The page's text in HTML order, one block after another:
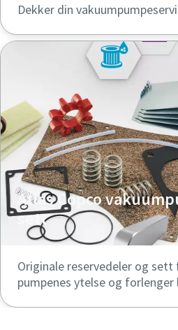
Dekker din
Atlas Copco
sett
Originale reservedeler og sett
pumpenes ytelse og forlenger